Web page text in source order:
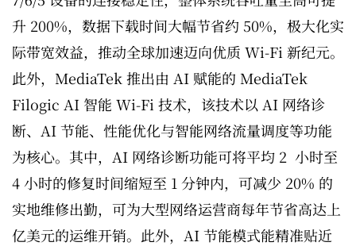
升 200%，数据下载时间大幅节省约 50%，极大化实
际带宽效益，推动全球加速迈向优质 Wi-Fi 新纪元。
此外，MediaTek 推出由 AI 赋能的 MediaTek
Filogic AI 智能 Wi-Fi 技术，该技术以 AI 网络诊
断、AI 节能、性能优化与智能网络流量调度等功能
为核心。其中，AI 网络诊断功能可将平均 2 小时至
4 小时的修复时间缩短至 1 分钟内，可减少 20% 的
实地维修出勤，可为大型网络运营商每年节省高达上
亿美元的运维开销。此外，AI 节能模式能精准贴近